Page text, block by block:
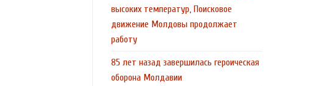
высоких температур, Поисковое
движение Молдовы продолжает
работу
85 лет назад завершилась героическая
оборона Молдавии